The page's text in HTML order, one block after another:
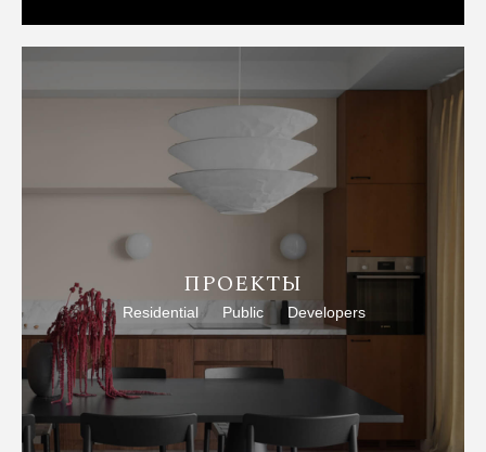
ПРОЕКТЫ
Residential Public Developers